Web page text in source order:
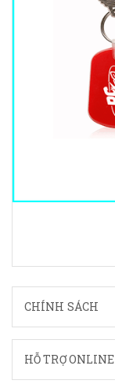
CHÍNH SÁCH
HỖ TRỢ ONLINE